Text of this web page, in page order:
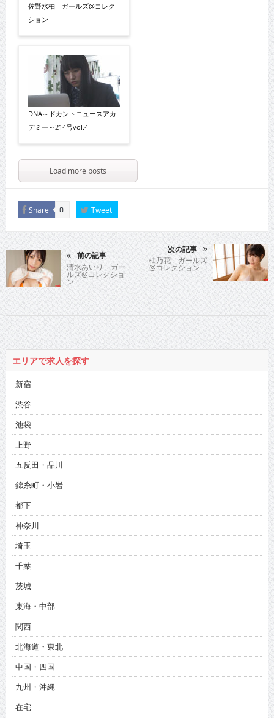
佐野水柚 ガールズ@コレク
ション
DNA～ドカントニュースアカ
デミー～214号vol.4
Load more posts
Share 0 Tweet
前の記事
清水あいり ガー
ルズ@コレクショ
ン
次の記事
柚乃花 ガールズ
@コレクション
エリアで求人を探す
新宿
渋谷
池袋
上野
五反田・品川
錦糸町・小岩
都下
神奈川
埼玉
千葉
茨城
東海・中部
関西
北海道・東北
中国・四国
九州・沖縄
在宅